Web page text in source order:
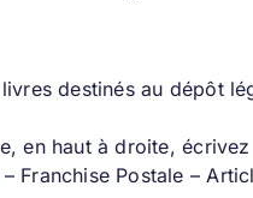
destinés au dépôt
en haut à droite,
Franchise Postale –